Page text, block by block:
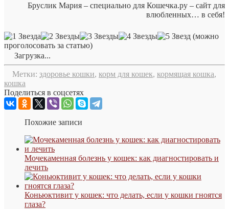
Бруслик Мария – специально для Кошечка.ру – сайт для
влюбленных… в себя!
(можно
проголосовать за статью)
Загрузка...
Метки: здоровье кошки, корм для кошек, кормящая кошка,
кошка
Поделиться в соцсетях
Похожие записи
Мочекаменная болезнь у кошек: как диагностировать и
лечить
Коньюктивит у кошек: что делать, если у кошки гноятся
глаза?